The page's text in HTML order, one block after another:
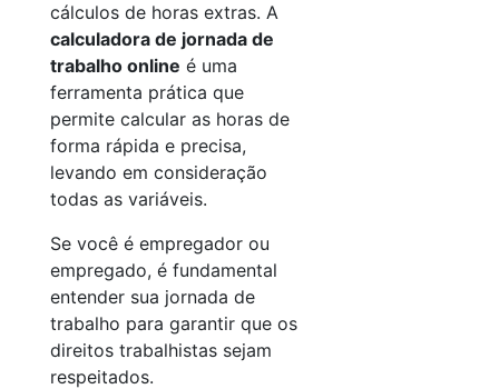
cálculos de horas extras. A
calculadora de jornada de
trabalho online é uma
ferramenta prática que
permite calcular as horas de
forma rápida e precisa,
levando em consideração
todas as variáveis.
Se você é empregador ou
empregado, é fundamental
entender sua jornada de
trabalho para garantir que os
direitos trabalhistas sejam
respeitados.